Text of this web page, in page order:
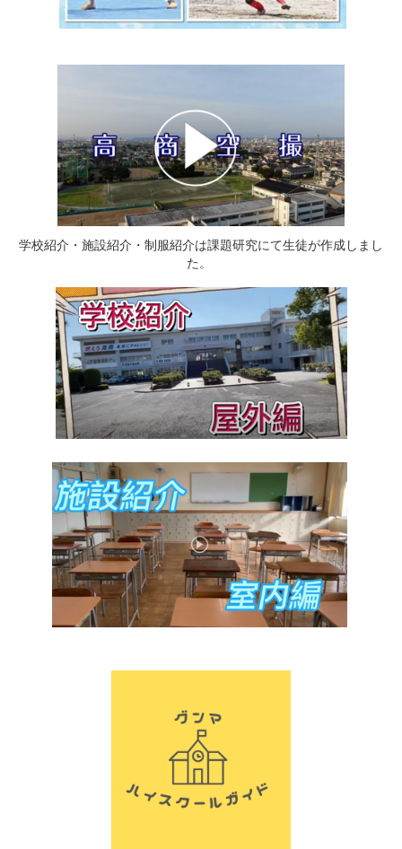
学校紹介・施設紹介・制服紹介は課題研究にて生徒が作成しまし
た。